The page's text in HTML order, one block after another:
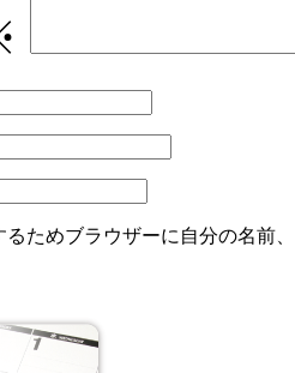
ためブラウザーに自分の名前